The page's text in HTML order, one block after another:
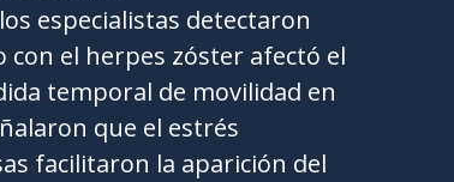
especialistas detectaron
el herpes zóster afectó el
temporal de movilidad en
que el estrés
facilitaron la aparición del